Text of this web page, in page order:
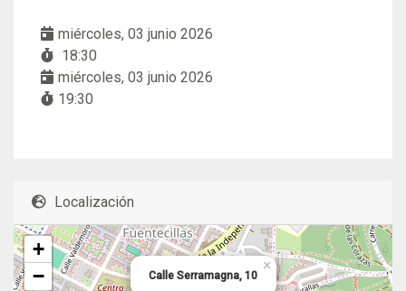
miércoles, 03 junio 2026
18:30
miércoles, 03 junio 2026
19:30
Localización
Calle Serramagna, 10
×
+
−